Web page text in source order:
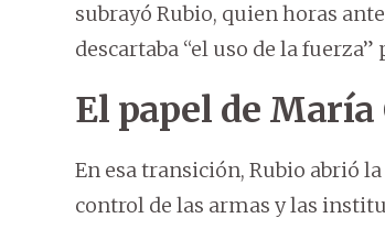
subrayó Rubio, quien horas
descartaba “el uso de la
El papel de
En esa transición, Rubio abrió
control de las armas y las